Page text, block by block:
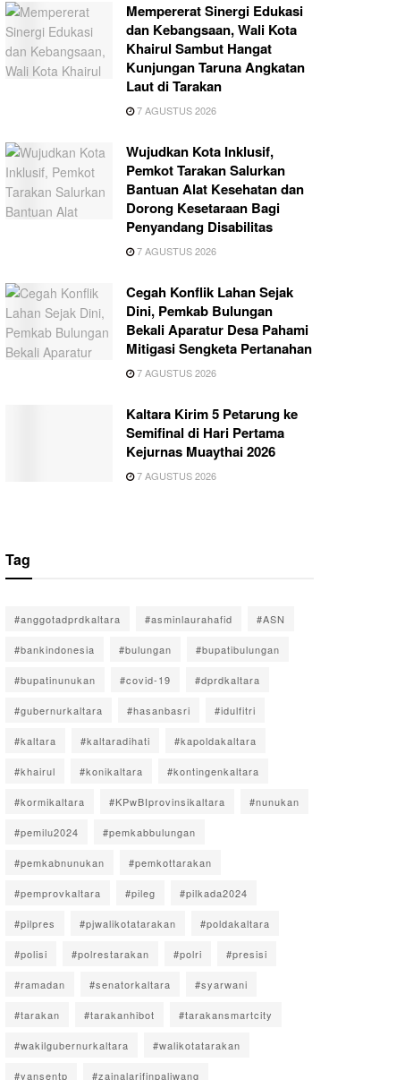
Mempererat Sinergi Edukasi
dan Kebangsaan, Wali Kota
Khairul Sambut Hangat
Kunjungan Taruna Angkatan
Laut di Tarakan
7 AGUSTUS 2026
Wujudkan Kota Inklusif,
Pemkot Tarakan Salurkan
Bantuan Alat Kesehatan dan
Dorong Kesetaraan Bagi
Penyandang Disabilitas
7 AGUSTUS 2026
Cegah Konflik Lahan Sejak
Dini, Pemkab Bulungan
Bekali Aparatur Desa Pahami
Mitigasi Sengketa Pertanahan
7 AGUSTUS 2026
Kaltara Kirim 5 Petarung ke
Semifinal di Hari Pertama
Kejurnas Muaythai 2026
7 AGUSTUS 2026
Tag
#anggotadprdkaltara #asminlaurahafid #ASN
#bankindonesia #bulungan #bupatibulungan
#bupatinunukan #covid-19 #dprdkaltara
#gubernurkaltara #hasanbasri #idulfitri
#kaltara #kaltaradihati #kapoldakaltara
#khairul #konikaltara #kontingenkaltara
#kormikaltara #KPwBIprovinsikaltara #nunukan
#pemilu2024 #pemkabbulungan
#pemkabnunukan #pemkottarakan
#pemprovkaltara #pileg #pilkada2024
#pilpres #pjwalikotatarakan #poldakaltara
#polisi #polrestarakan #polri #presisi
#ramadan #senatorkaltara #syarwani
#tarakan #tarakanhibot #tarakansmartcity
#wakilgubernurkaltara #walikotatarakan
#yansentp #zainalarifinpaliwang